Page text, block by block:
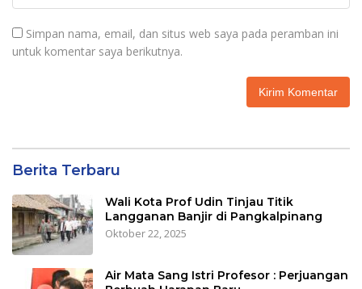
Simpan nama, email, dan situs web saya pada peramban ini
untuk komentar saya berikutnya.
Berita Terbaru
Wali Kota Prof Udin Tinjau Titik
Langganan Banjir di Pangkalpinang
Oktober 22, 2025
Air Mata Sang Istri Profesor : Perjuangan